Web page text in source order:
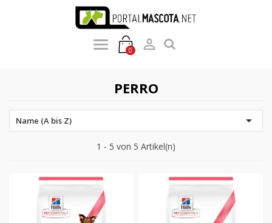
0 
PERRO
Name (A bis Z) 
1 - 5 von 5 Artikel(n)